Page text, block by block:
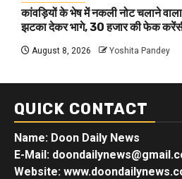
कांवड़ियों के भेष में नकली नोट चलाने
झटका देकर भागे, 30 हजार की फेक
August 8, 2026 Yoshita Pandey
QUICK CONTACT
Name: Doon Daily News
E-Mail:
Website: